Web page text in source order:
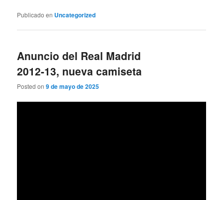
Publicado en Uncategorized
Anuncio del Real Madrid
2012-13, nueva camiseta
Posted on9 de mayo de 2025